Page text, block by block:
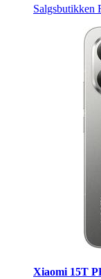
Salgsbutikken
Xiaomi 15T